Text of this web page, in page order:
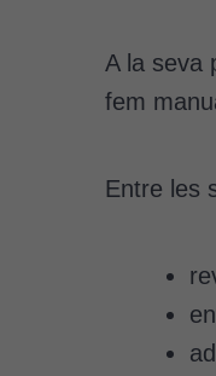
A la seva
fem
Entre les